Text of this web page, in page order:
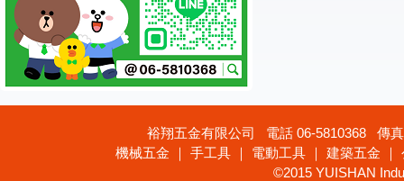
裕翔五金有限公司 電話 06-5810368 傳
機械五金 ｜ 手工具 ｜ 電動工具 ｜ 建築五金
©2015 YUISHAN